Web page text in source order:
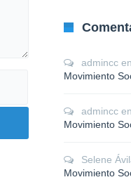
admincc en
Movimiento
admincc en
Movimiento
Selene
Movimiento